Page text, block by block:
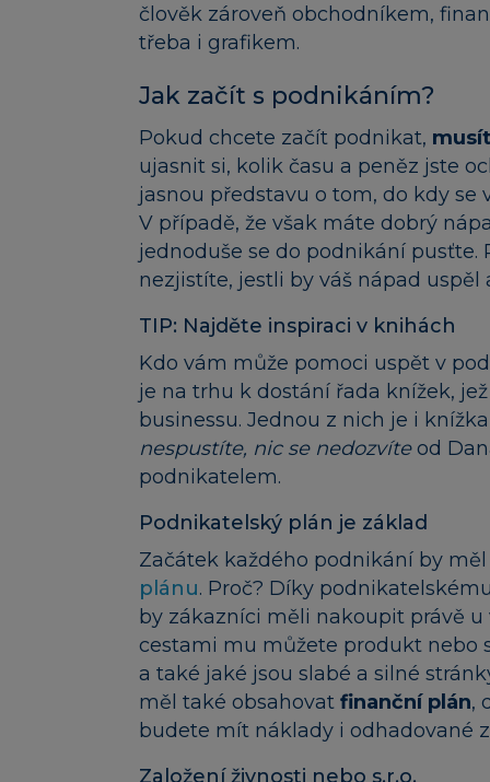
člověk zároveň obchodníkem,
třeba i grafikem.
Jak začít s podnikáním?
Pokud chcete začít podnikat,
ujasnit si, kolik času a peněz jste
jasnou představu o tom, do kdy
V případě, že však máte dobrý
jednoduše se do podnikání
nezjistíte, jestli by váš nápad
TIP: Najděte inspiraci v knihách
Kdo vám může pomoci uspět v
je na trhu k dostání řada knížek,
businessu. Jednou z nich je i knížka
nespustíte, nic se nedozvíteod
podnikatelem.
Podnikatelský plán je základ
Začátek každého podnikání by
plánu. Proč? Díky
by zákazníci měli nakoupit právě u
cestami mu můžete produkt nebo
a také jaké jsou slabé a silné
měl také obsahovat finanční plán,
budete mít náklady i odhadované
Založení živnosti nebo s.r.o.